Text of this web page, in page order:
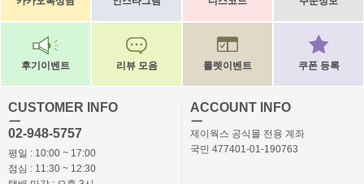
후기이벤트 리뷰 모음 룰렛이벤트 쿠폰 등록
CUSTOMER INFO
ㅡ
02-948-5757
평일 : 10:00 ~ 17:00
점심 : 11:30 ~ 12:30
ACCOUNT INFO
ㅡ
제이웍스 공식몰 전용 계좌
국민 477401-01-190763